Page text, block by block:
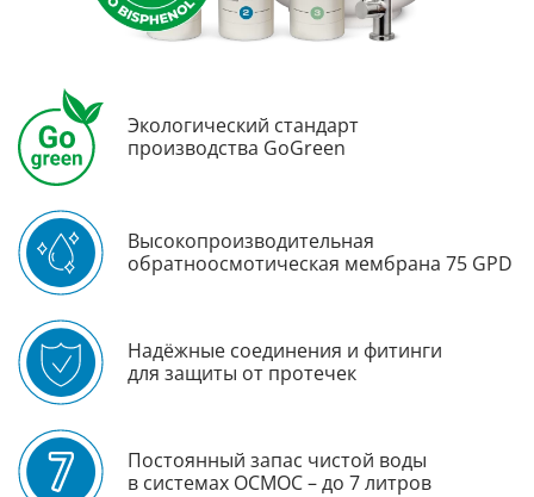
Экологический стандарт
производства GoGreen
Высокопроизводительная
обратноосмотическая мембрана 75 GPD
Надёжные соединения и фитинги
для защиты от протечек
Постоянный запас чистой воды
в системах ОСМОС – до 7 литров